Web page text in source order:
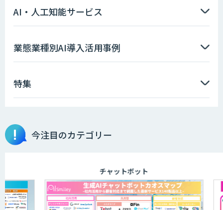
AI・人工知能サービス
業態業種別AI導入活用事例
特集
今注目のカテゴリー
チャットボット